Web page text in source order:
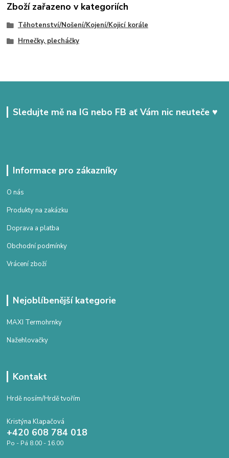
Zboží zařazeno v kategoriích
Těhotenství/Nošení/Kojení/Kojicí korále
Hrnečky, plecháčky
Sledujte mě na IG nebo FB ať Vám nic neuteče ♥
Informace pro zákazníky
O nás
Produkty na zakázku
Doprava a platba
Obchodní podmínky
Vrácení zboží
Nejoblíbenější kategorie
MAXI Termohrnky
Nažehlovačky
Kontakt
Hrdě nosím/Hrdě tvořím
Kristýna Klapačová
+420 608 784 018
Po - Pá 8.00 - 16.00